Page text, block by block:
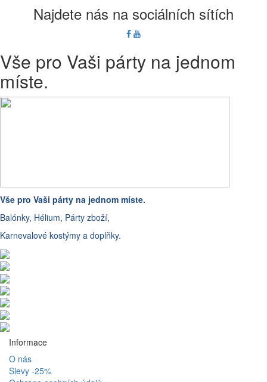
Najdete nás na sociálních sítích
Vše pro Vaši párty na jednom
míste.
Vše pro Vaši párty na jednom míste.
Balónky, Hélium, Párty zboží,
Karnevalové kostýmy a doplňky.
Informace
O nás
Slevy -25%